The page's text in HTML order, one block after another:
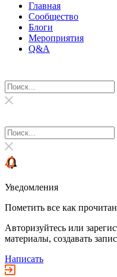
Главная
Сообщество
Блоги
Мероприятия
Q&A
Уведомления
Пометить все как
Авторизуйтесь или
материалы, создавать
Написать